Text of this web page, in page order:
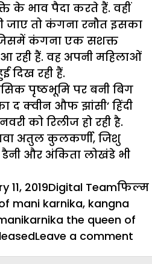
के भाव पैदा करते हैं. वहीं
जाए तो कंगना रनौत इसका
कंगना एक सशक्त
रही हैं. वह अपनी महिलाओं
दिख रही हैं.
पृष्ठभूमि पर बनी बिग
द क्‍वीन औफ झांसी’ हिंदी
को रिलीज हो रही है.
अतुल कुलकर्णी, जिशु
और अंकिता लोखंडे भी
11, 2019Author
Digital Teamफिल्म
mani karnika, kangna
the queen of
Leave a comment